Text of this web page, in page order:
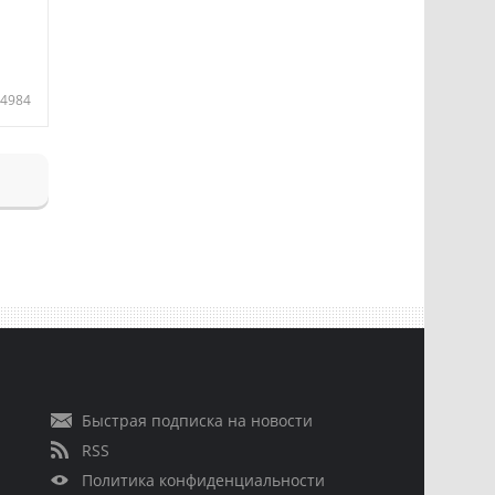
4984
Быстрая подписка на новости
RSS
Политика конфиденциальности